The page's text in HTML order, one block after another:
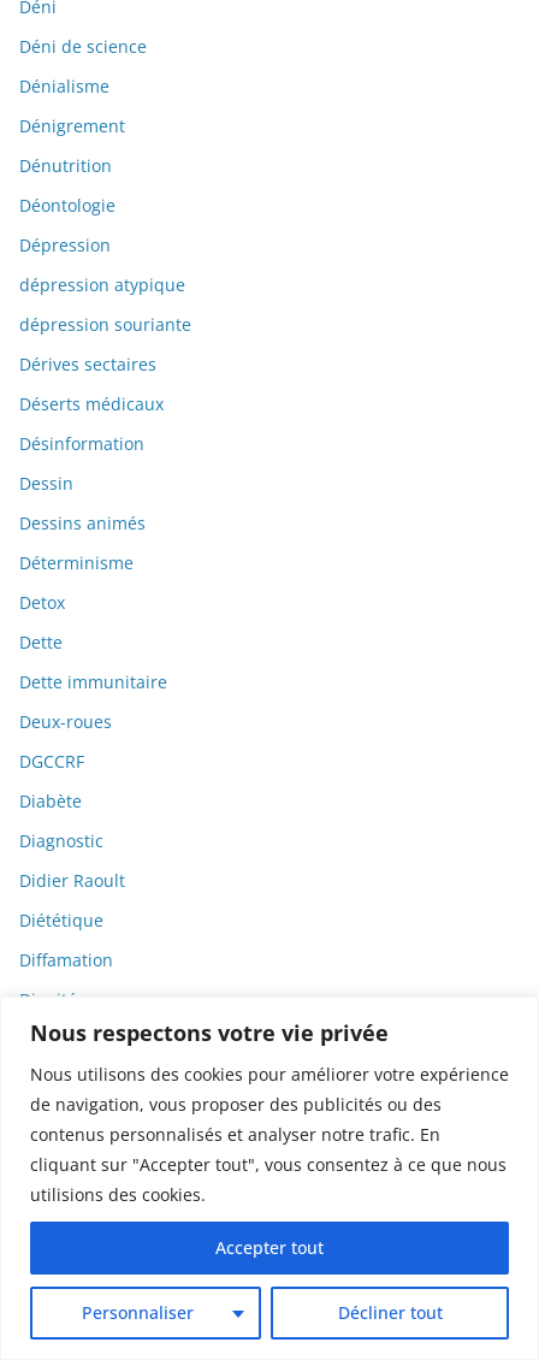
Nous respectons votre vie privée
Nous utilisons des cookies pour améliorer votre expérience
de navigation, vous proposer des publicités ou des
contenus personnalisés et analyser notre trafic. En
cliquant sur "Accepter tout", vous consentez à ce que nous
utilisions des cookies.
Personnaliser Décliner tout
Accepter tout
Déni
Déni de science
Dénialisme
Dénigrement
Dénutrition
Déontologie
Dépression
dépression atypique
dépression souriante
Dérives sectaires
Déserts médicaux
Désinformation
Dessin
Dessins animés
Déterminisme
Detox
Dette
Dette immunitaire
Deux-roues
DGCCRF
Diabète
Diagnostic
Didier Raoult
Diététique
Diffamation
Dignité
Diplomatie
Dispositifs médicaux
Doctolib
Documentaire
Donald Trump